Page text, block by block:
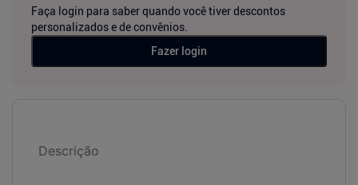
Faça login para saber quando você tiver descontos
personalizados e de convênios.
Fazer login
Descrição